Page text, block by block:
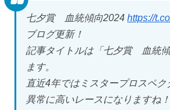
七夕賞 血統傾向2024 https://
ブログ更新！
記事タイトルは「七夕賞 血統
ます。
直近4年ではミスタープロスペ
異常に高いレースになりますね！